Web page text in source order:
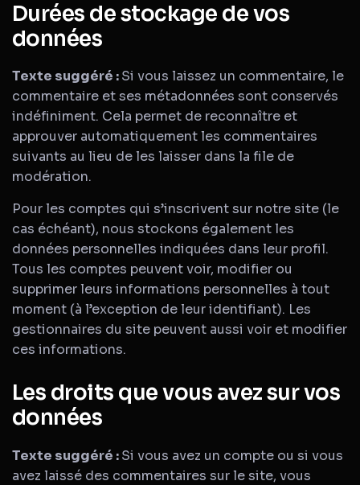
Durées de stockage de vos
données
Texte suggéré :Si vous laissez un commentaire, le
commentaire et ses métadonnées sont conservés
indéfiniment. Cela permet de reconnaître et
approuver automatiquement les commentaires
suivants au lieu de les laisser dans la file de
modération.
Pour les comptes qui s’inscrivent sur notre site (le
cas échéant), nous stockons également les
données personnelles indiquées dans leur profil.
Tous les comptes peuvent voir, modifier ou
supprimer leurs informations personnelles à tout
moment (à l’exception de leur identifiant). Les
gestionnaires du site peuvent aussi voir et modifier
ces informations.
Les droits que vous avez sur vos
données
Texte suggéré :Si vous avez un compte ou si vous
avez laissé des commentaires sur le site, vous